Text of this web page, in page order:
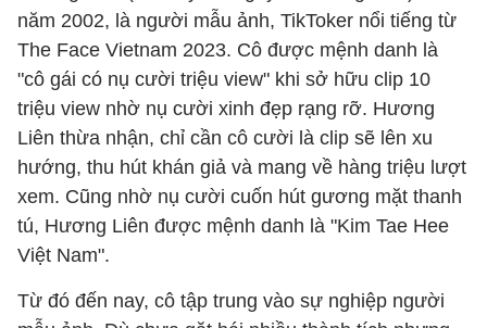
năm 2002, là người mẫu ảnh, TikToker nổi tiếng từ
The Face Vietnam 2023. Cô được mệnh danh là
"cô gái có nụ cười triệu view" khi sở hữu clip 10
triệu view nhờ nụ cười xinh đẹp rạng rỡ. Hương
Liên thừa nhận, chỉ cần cô cười là clip sẽ lên xu
hướng, thu hút khán giả và mang về hàng triệu lượt
xem. Cũng nhờ nụ cười cuốn hút gương mặt thanh
tú, Hương Liên được mệnh danh là "Kim Tae Hee
Việt Nam".
Từ đó đến nay, cô tập trung vào sự nghiệp người